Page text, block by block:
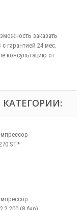
заказать
гарантией 24 мес.
консультацию от
КАТЕГОРИИ: